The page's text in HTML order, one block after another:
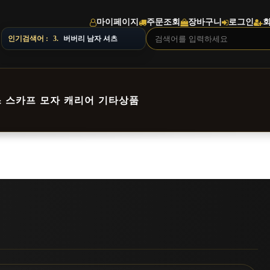
· 지역에 따라 배송 일정이 달라질 수 있으니 주문 전 상담
마이페이지 주문조회 장바구니 로그인
인기검색어 : 3. 버버리 남자 셔츠
스카프 모자 캐리어 기타상품